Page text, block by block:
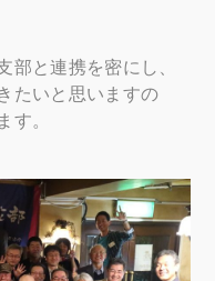
部と連携を密にし、
たいと思いますの
す。